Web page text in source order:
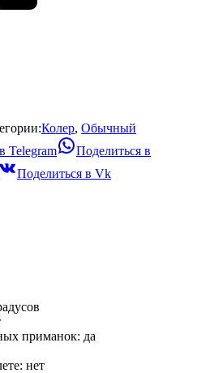
Колер, Обычный
Telegram
Поделиться в
Поделиться в Vk
приманок: да
нет